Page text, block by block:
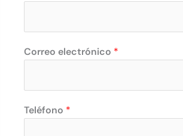
Correo electrónico *
C
o
Teléfono *